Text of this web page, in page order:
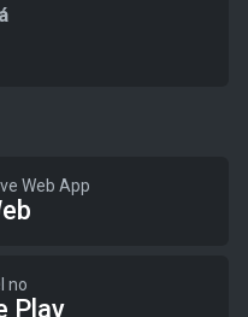
Web App
no
Play